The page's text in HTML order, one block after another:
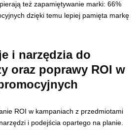
też zapamiętywanie marki: 66%
dzięki temu lepiej pamięta markę
i narzędzia do
oraz poprawy ROI w
ROI w kampaniach z przedmiotami
i podejścia opartego na planie.